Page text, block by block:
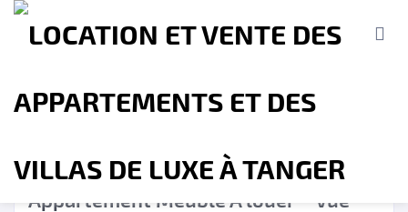
❮ ❯
Appartement Meublé A louer – Vue